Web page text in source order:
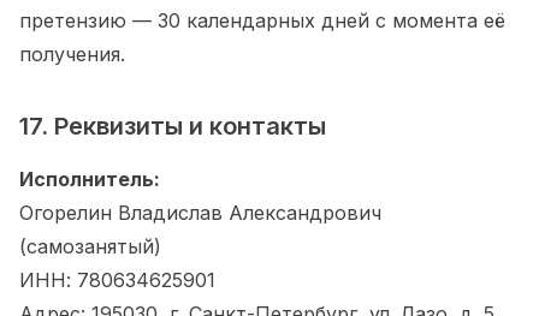
претензию — 30 календарных дней с момента её
получения.
17. Реквизиты и контакты
Исполнитель:
Огорелин Владислав Александрович
(самозанятый)
ИНН: 780634625901